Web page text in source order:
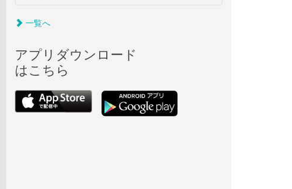
一覧へ
アプリダウンロード
はこちら